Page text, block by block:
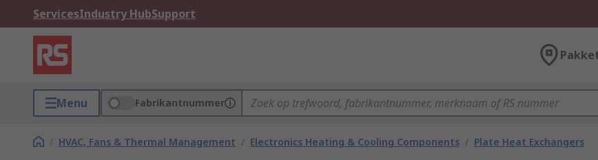
ServicesIndustry HubSupport
Menu Fabrikantnummer
/ HVAC, Fans & Thermal Management / Electronics Heating & Cooling Components / Plate Heat Exchangers